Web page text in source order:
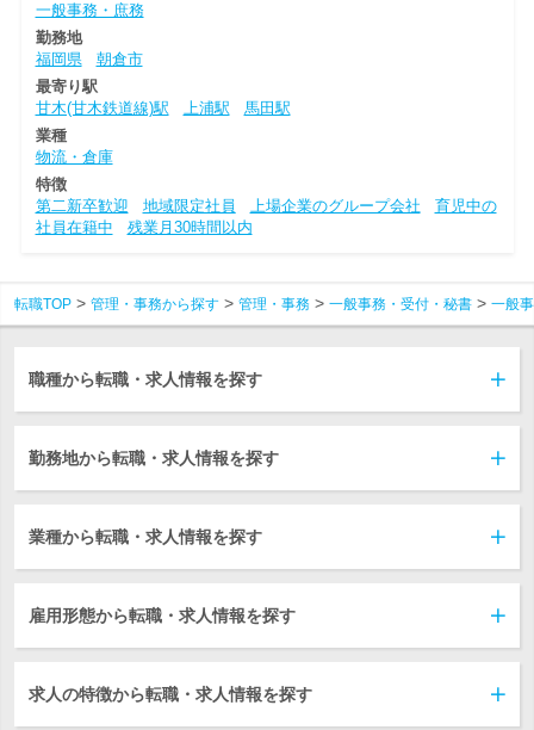
一般事務・庶務
勤務地
福岡県
朝倉市
最寄り駅
甘木(甘木鉄道線)駅
上浦駅
馬田駅
業種
物流・倉庫
特徴
第二新卒歓迎
地域限定社員 上場企業のグループ会社
育児中の
社員在籍中
残業月30時間以内
転職TOP 管理・事務から探す 管理・事務 一般事務・受付・秘書 一般
職種から転職・求人情報を探す
勤務地から転職・求人情報を探す
業種から転職・求人情報を探す
雇用形態から転職・求人情報を探す
求人の特徴から転職・求人情報を探す